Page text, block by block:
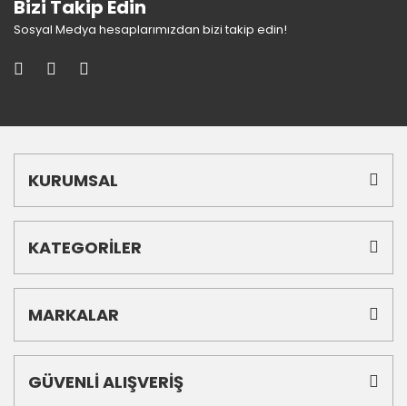
Bizi Takip Edin
Sosyal Medya hesaplarımızdan bizi takip edin!
KURUMSAL
KATEGORİLER
MARKALAR
GÜVENLİ ALIŞVERİŞ